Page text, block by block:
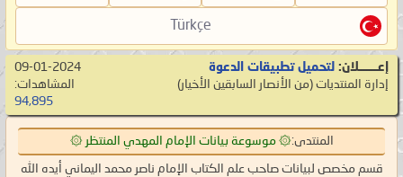
Türkçe
إعـــــــلان: لتحميل تطبيقات الدعوة
إدارة المنتديات ‏(من الأنصار السابقين الأخيار)
09-01-2024
المشاهدات:
94,895
المنتدى:۞ موسوعة بيانات الإمام المهدي المنتظر ۞
قسم مخصص لبيانات صاحب علم الكتاب الإمام ناصر محمد اليماني أيده الله